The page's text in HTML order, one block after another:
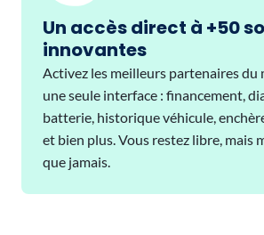
Un accès direct à +50
innovantes
Activez les meilleurs partenaires du
une seule interface : financement,
batterie, historique véhicule,
et bien plus. Vous restez libre, mais
que jamais.